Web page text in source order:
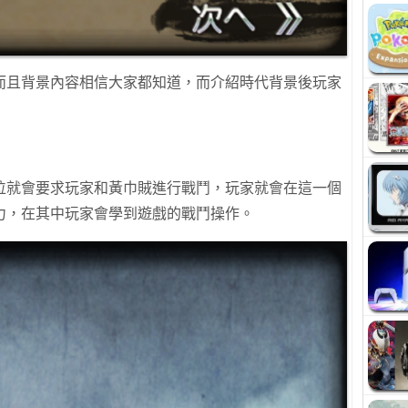
背景內容相信大家都知道，而介紹時代背景後玩家
會要求玩家和黃巾賊進行戰鬥，玩家就會在這一個
在其中玩家會學到遊戲的戰鬥操作。